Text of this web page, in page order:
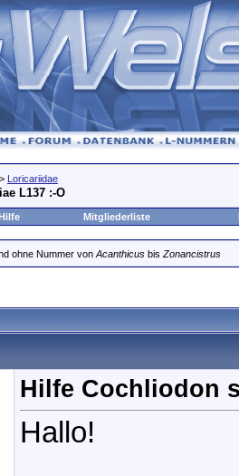
> Loricariidae
L137 :-O
Mitgliederliste
ohne Nummer von Acanthicus bis Zonancistrus
Hilfe Cochliodon
Hallo!